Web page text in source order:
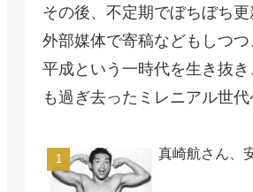
その後、不定期でぼちぼち更
外部媒体で寄稿などもしつ
平成という一時代を生き抜
も過ぎ去ったミレニアル世代
真崎航さん、